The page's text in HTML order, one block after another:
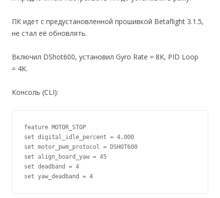
ПК идет с предустановленной прошивкой Betaflight 3.1.5,
не стал её обновлять.
Включил DShot600, установил Gyro Rate = 8K, PID Loop
= 4K.
Консоль (CLI):
feature MOTOR_STOP
set digital_idle_percent = 4.000
set motor_pwm_protocol = DSHOT600
set align_board_yaw = 45
set deadband = 4
set yaw_deadband = 4